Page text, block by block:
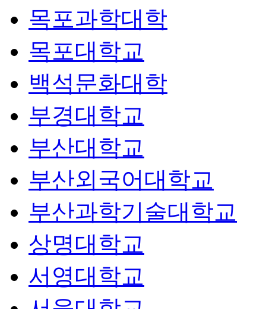
목포과학대학
목포대학교
백석문화대학
부경대학교
부산대학교
부산외국어대학교
부산과학기술대학교
상명대학교
서영대학교